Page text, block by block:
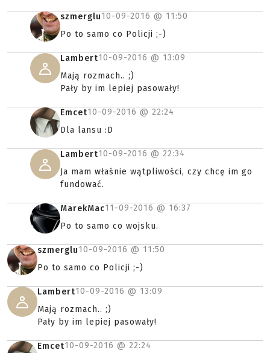
szmerglu10-09-2016 @ 11:50
Po to samo co Policji ;-)
Lambert10-09-2016 @ 13:09
Mają rozmach.. ;)
Pały by im lepiej pasowały!
Emcet10-09-2016 @ 22:24
Dla lansu :D
Lambert10-09-2016 @ 22:34
Ja mam właśnie wątpliwości, czy chcę im go
fundować.
MarekMac11-09-2016 @ 16:37
Po to samo co wojsku.
szmerglu10-09-2016 @ 11:50
Po to samo co Policji ;-)
Lambert10-09-2016 @ 13:09
Mają rozmach.. ;)
Pały by im lepiej pasowały!
Emcet10-09-2016 @ 22:24